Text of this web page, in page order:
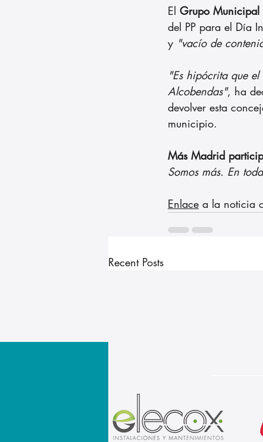
El Grupo
del PP para el Día
y "vacío de
"Es hipócrita que
Alcobendas", ha
devolver esta
municipio.
Más Madrid
Somos más. En
Enlace a la noticia
Recent Posts